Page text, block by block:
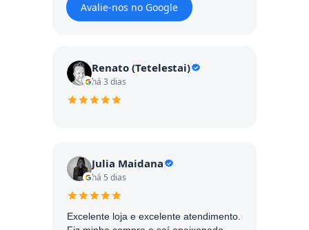
Avalie-nos no Google
Renato (Tetelestai)
há 3 dias
Julia Maidana
há 5 dias
Excelente loja e excelente atendimento.